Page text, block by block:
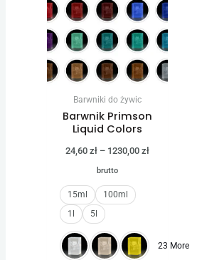
Barwniki do żywic
Barwnik Primson
Liquid Colors
24,60zł – 1230,00zł
24,60 zł
do
1230,00 zł
brutto
15ml
100ml
1l
5l
23 More
ma
wiele
wariantów.
Opcje
stronie